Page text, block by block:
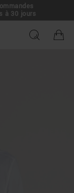
à 30 jours
- Official